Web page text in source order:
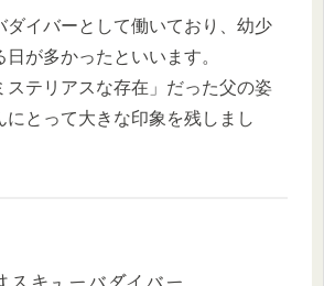
ダイバーとして働いており、幼少
が多かったといいます。
ステリアスな存在」だった父の姿
にとって大きな印象を残しまし
キューバダイバー